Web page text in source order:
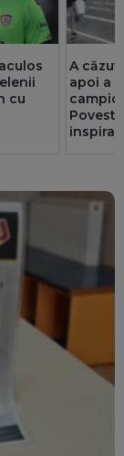
cu
A căzut
apoi a